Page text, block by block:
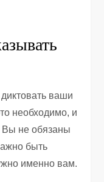
ваши
необходимо, и
Вы не обязаны
быть
именно вам.